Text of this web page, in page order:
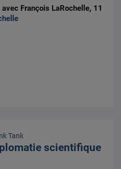
François LaRochelle, 11
Tank
scientifique